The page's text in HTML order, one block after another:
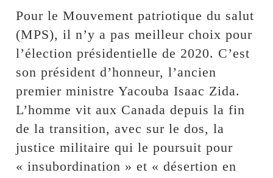
Pour le Mouvement patriotique du salut
(MPS), il n’y a pas meilleur choix pour
l’élection présidentielle de 2020. C’est
son président d’honneur, l’ancien
premier ministre Yacouba Isaac Zida.
L’homme vit aux Canada depuis la fin
de la transition, avec sur le dos, la
justice militaire qui le poursuit pour
« insubordination » et « désertion en